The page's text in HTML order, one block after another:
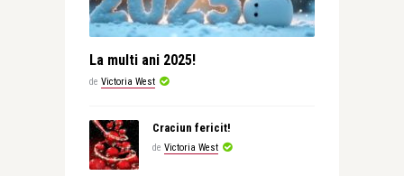
La multi ani 2025!
de Victoria West
Craciun fericit!
de Victoria West